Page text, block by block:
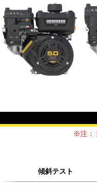
※注：
傾斜テスト